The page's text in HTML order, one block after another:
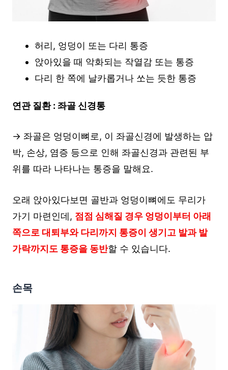
허리, 엉덩이 또는 다리 통증
앉아있을 때 악화되는 작열감 또는 통증
다리 한 쪽에 날카롭거나 쏘는 듯한 통증
연관 질환 : 좌골 신경통
→ 좌골은 엉덩이뼈로, 이 좌골신경에 발생하는 압
박, 손상, 염증 등으로 인해 좌골신경과 관련된 부
위를 따라 나타나는 통증을 말해요.
오래 앉아있다보면 골반과 엉덩이뼈에도 무리가
가기 마련인데, 점점 심해질 경우 엉덩이부터 아래
쪽으로 대퇴부와 다리까지 통증이 생기고 발과 발
가락까지도 통증을 동반할 수 있습니다.
손목